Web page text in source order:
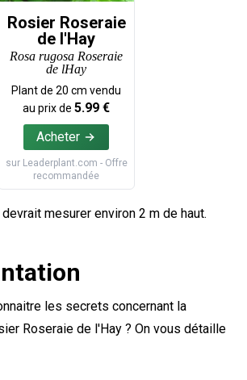
Rosier Roseraie
de l'Hay
Rosa rugosa Roseraie
de lHay
Plant de 20 cm vendu
au prix de 5.99 €
Acheter
sur Leaderplant.com - Offre
recommandée
mesurer environ 2 m de haut.
les secrets concernant la
Roseraie de l'Hay ? On vous détaille